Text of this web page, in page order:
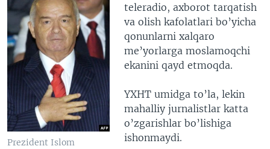
Prezident Islom
teleradio, axborot tarqatish
va olish kafolatlari bo’yicha
qonunlarni xalqaro
me’yorlarga moslamoqchi
ekanini qayd etmoqda.
YXHT umidga to’la, lekin
mahalliy jurnalistlar katta
o’zgarishlar bo’lishiga
ishonmaydi.